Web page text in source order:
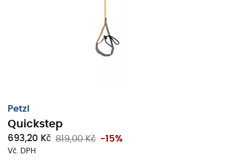
Petzl
Quickstep
693,20 Kč 819,00 Kč -15%
Vč. DPH
Co děláme pro planetu
Příroda je náš prostor a je pro nás